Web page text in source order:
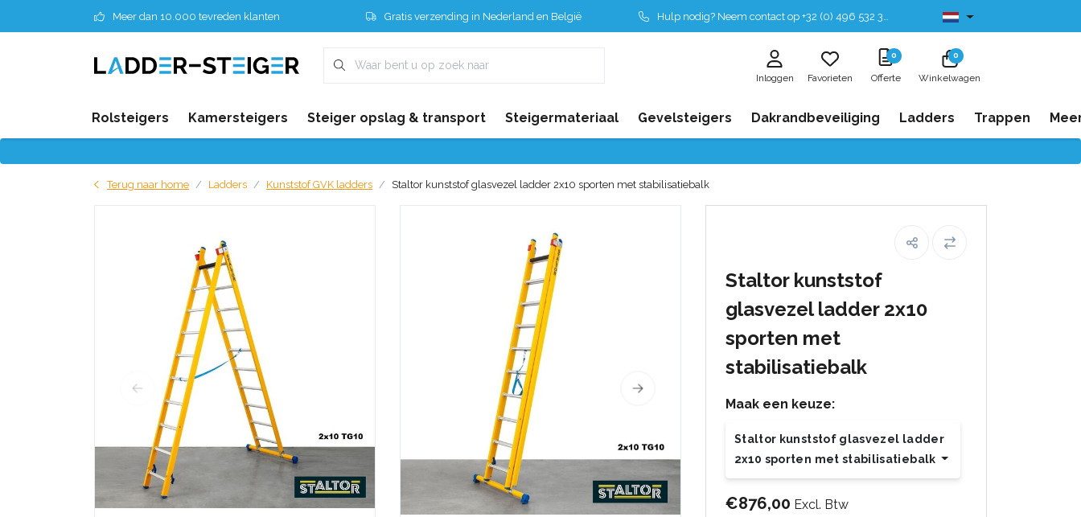
Meer dan 10.000 tevreden klanten Gratis verzending in Nederland en België Hulp nodig? Neem contact op +32 (0) 496 532 330 Leverbaar uit voorraad
Inloggen Favorieten
0
Offerte
0
Winkelwagen
Rolsteigers Kamersteigers Steiger opslag & transport Steigermateriaal Gevelsteigers Dakrandbeveiliging Ladders Trappen
Terug naar home Ladders Kunststof GVK ladders Staltor kunststof glasvezel ladder 2x10 sporten met stabilisatiebalk
Staltor kunststof
glasvezel ladder 2x10
sporten met
stabilisatiebalk
Maak een keuze:
Staltor kunststof glasvezel ladder
2x10 sporten met stabilisatiebalk
€876,00 Excl. Btw